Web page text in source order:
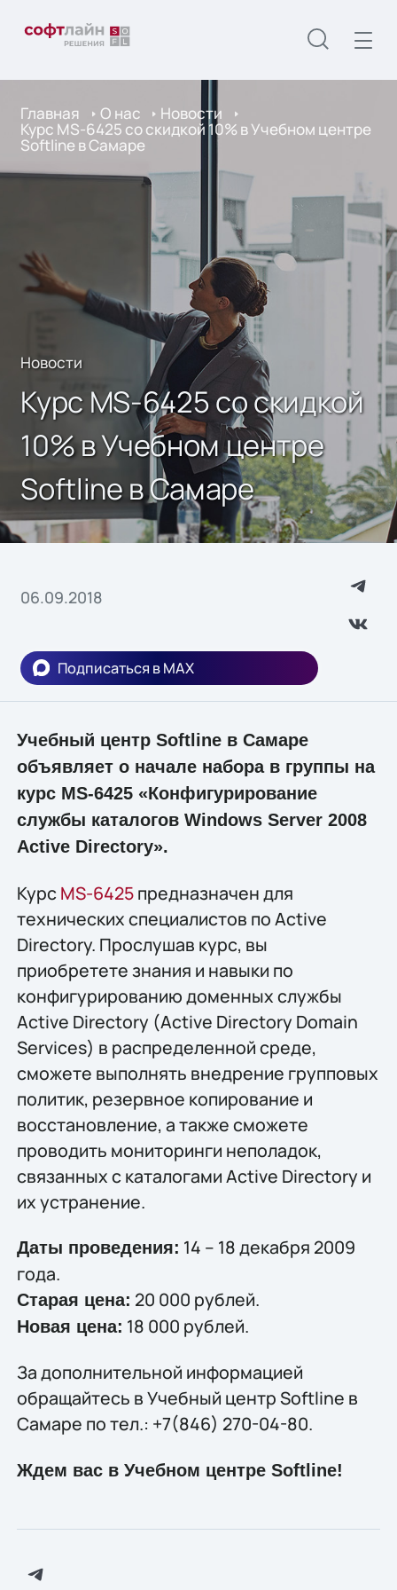
Главная О нас Новости
Курс MS-6425 со скидкой 10% в Учебном центре
Softline в Самаре
Новости
Курс MS-6425 со скидкой
10% в Учебном центре
Softline в Самаре
06.09.2018
Подписаться в MAX
Учебный центр Softline в Самаре
объявляет о начале набора в группы на
курс MS-6425 «Конфигурирование
службы каталогов Windows Server 2008
Active Directory».
КурсMS-6425предназначен для
технических специалистов по Active
Directory. Прослушав курс, вы
приобретете знания и навыки по
конфигурированию доменных службы
Active Directory (Active Directory Domain
Services) в распределенной среде,
сможете выполнять внедрение групповых
политик, резервное копирование и
восстановление, а также сможете
проводить мониторинги неполадок,
связанных с каталогами Active Directory и
их устранение.
Даты проведения: 14 – 18 декабря 2009
года.
Старая цена: 20 000 рублей.
Новая цена: 18 000 рублей.
За дополнительной информацией
обращайтесь в Учебный центр Softline в
Самаре по тел.: +7(846) 270-04-80.
Ждем вас в Учебном центре Softline!